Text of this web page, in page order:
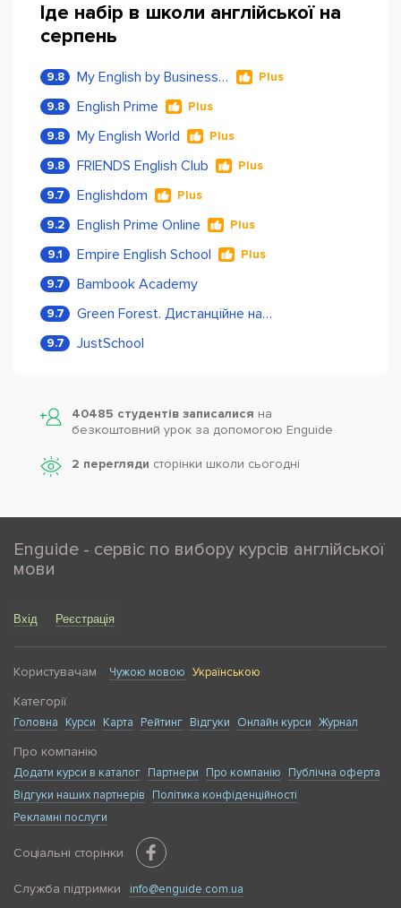
Іде набір в школи англійської на
серпень
9.8 My English by Business Language Plus
9.8 English Prime Plus
9.8 My English World Plus
9.8 FRIENDS English Club Plus
9.7 Englishdom Plus
9.2 English Prime Online Plus
9.1 Empire English School Plus
9.7 Bambook Academy
9.7 Green Forest. Дистанційне навчання
9.7 JustSchool
40485 студентів записалися на
безкоштовний урок за допомогою Enguide
2 перегляди сторінки школи cьогодні
Enguide - сервіс по вибору курсів англійської
мови
Вхід Реєстрація
Користувачам Чужою мовою Українською
Категорії
Головна Курси Карта Рейтинг Відгуки Онлайн курси Журнал
Про компанію
Додати курси в каталог Партнери Про компанію
Публічна оферта
Відгуки наших партнерів
Політика конфіденційності
Рекламні послуги
Соціальні сторінки
Служба підтримки info@enguide.com.ua